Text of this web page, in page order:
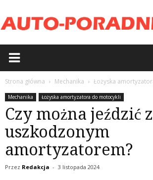
Strona główna Mechanika Łożyska
Mechanika Łożyska amortyzatora do motocykli
Czy można jeździć z
uszkodzonym
amortyzatorem?
Przez Redakcja - 3 listopada 2024